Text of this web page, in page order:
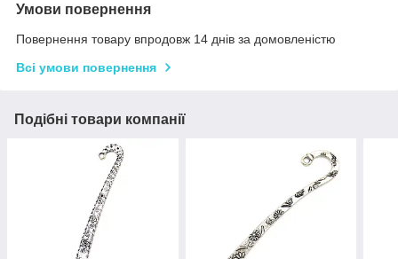
Умови повернення
Повернення товару впродовж 14 днів за домовленістю
Всі умови повернення
Подібні товари компанії